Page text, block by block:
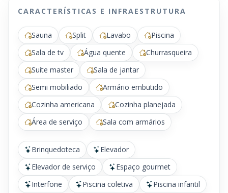
CARACTERÍSTICAS E INFRAESTRUTURA
Sauna Split Lavabo
Piscina
Sala de tv
Água quente
Churrasqueira
Suíte master
Sala de jantar
Semi mobiliado
Armário embutido
Cozinha americana
Cozinha planejada
Área de serviço
Sala com armários
Brinquedoteca
Elevador
Elevador de serviço
Espaço gourmet
Interfone
Piscina coletiva Piscina infantil